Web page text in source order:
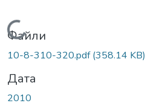
Вантажиться...
Файли
10-8-310-320.pdf(358.14 KB)
Дата
2010